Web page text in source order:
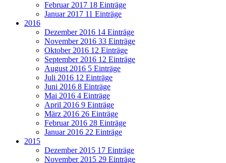
Februar 2017 18 Einträge
Januar 2017 11 Einträge
2016
Dezember 2016 14 Einträge
November 2016 33 Einträge
Oktober 2016 12 Einträge
September 2016 12 Einträge
August 2016 5 Einträge
Juli 2016 12 Einträge
Juni 2016 8 Einträge
Mai 2016 4 Einträge
April 2016 9 Einträge
März 2016 26 Einträge
Februar 2016 28 Einträge
Januar 2016 22 Einträge
2015
Dezember 2015 17 Einträge
November 2015 29 Einträge